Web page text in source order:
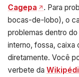
Cagepa
. Para
bocas-de-lobo), o
problemas dentro
interno, fossa,
diretamente. Você
verbete da